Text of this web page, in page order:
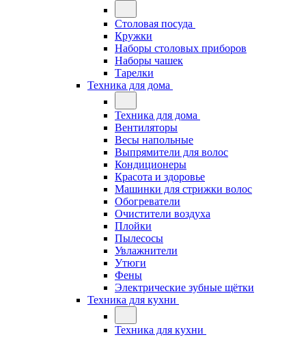
Столовая посуда
Кружки
Наборы столовых приборов
Наборы чашек
Тарелки
Техника для дома
Техника для дома
Вентиляторы
Весы напольные
Выпрямители для волос
Кондиционеры
Красота и здоровье
Машинки для стрижки волос
Обогреватели
Очистители воздуха
Плойки
Пылесосы
Увлажнители
Утюги
Фены
Электрические зубные щётки
Техника для кухни
Техника для кухни